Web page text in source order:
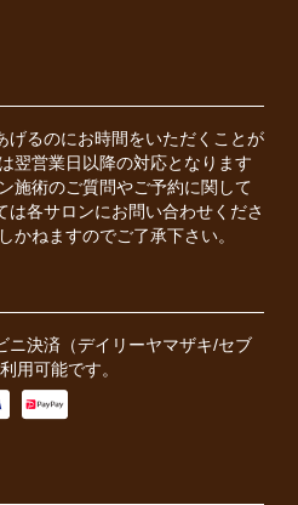
げるのにお時間をいただくことが
翌営業日以降の対応となります
施術のご質問やご予約に関して
各サロンにお問い合わせくださ
かねますのでご了承下さい。
ニ決済（デイリーヤマザキ/セブ
用可能です。